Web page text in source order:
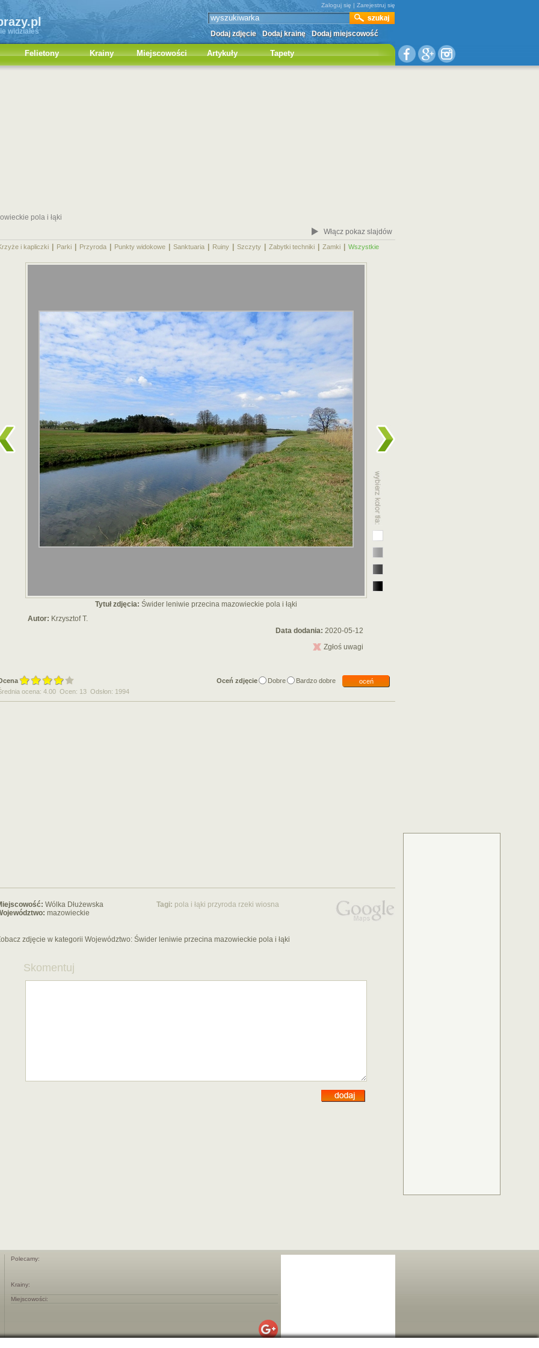
widziałeś
Zaloguj się | Zarejestruj się
Dodaj zdjęcie Dodaj krainę Dodaj miejscowość
Felietony Krainy Miejscowości Artykuły Tapety
pola i łąki
Włącz pokaz slajdów
i kapliczki Parki Przyroda Punkty widokowe Sanktuaria Ruiny Szczyty Zabytki techniki Zamki Wszystkie
Tytuł zdjęcia: Świder leniwie przecina mazowieckie pola i łąki
Autor: Krzysztof T.
Data dodania: 2020-05-12
Zgłoś uwagi
Oceń zdjęcie Dobre Bardzo dobre
oceń
ocena: 4.00 Ocen: 13 Odsłon: 1994
Wólka Dłużewska
mazowieckie
Tagi: pola i łąki przyroda rzeki wiosna
zdjęcie w kategorii Województwo: Świder leniwie przecina mazowieckie pola i łąki
Skomentuj
Polecamy:
Krainy:
Miejscowości: